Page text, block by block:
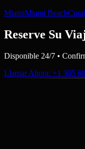
MiamiMiami Beach
Reserve Su
Disponible 24/7 •
Llamar Ahora: +1 305